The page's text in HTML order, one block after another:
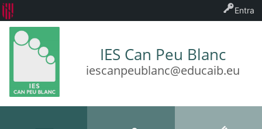
IES Can Peu Blanc
iescanpeublanc@educaib.eu
Entra